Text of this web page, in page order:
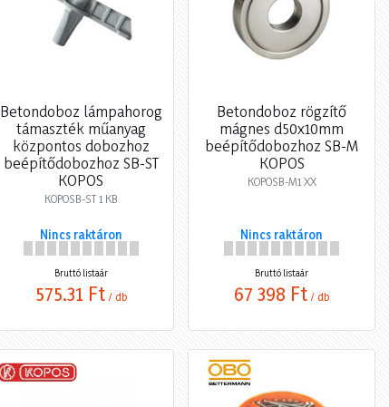
Betondoboz lámpahorog
támaszték műanyag
központos dobozhoz
beépítődobozhoz SB-ST
KOPOS
KOPOSB-ST 1 KB
Nincs raktáron
Bruttó listaár
575,31 Ft / db
Betondoboz rögzítő
mágnes d50x10mm
beépítődobozhoz SB-M
KOPOS
KOPOSB-M1 XX
Nincs raktáron
Bruttó listaár
67 398 Ft / db